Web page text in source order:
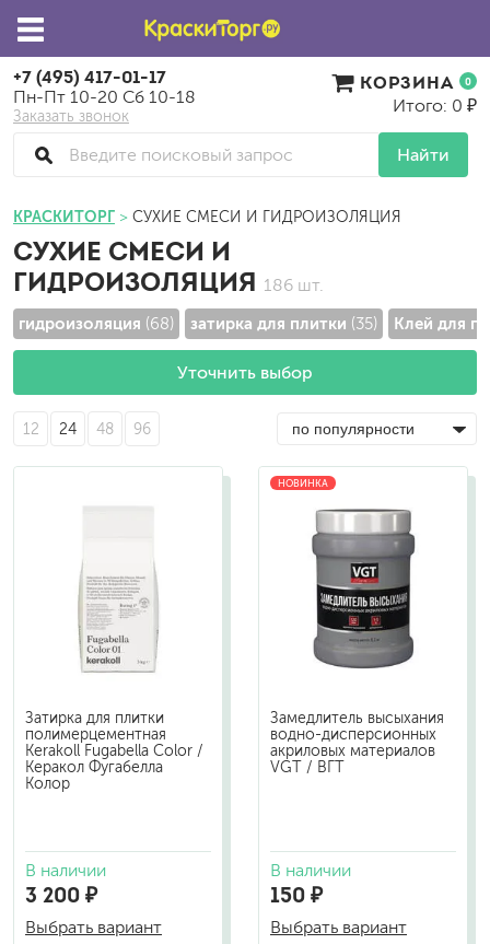
+7 (495) 417-01-17
Пн-Пт 10-20 Сб 10-18
Заказать звонок
Найти
КОРЗИНА 0
Итого: 0 ₽
КРАСКИТОРГ СУХИЕ СМЕСИ И ГИДРОИЗОЛЯЦИЯ
СУХИЕ СМЕСИ И
ГИДРОИЗОЛЯЦИЯ 186 шт.
гидроизоляция (68) затирка для плитки (35) Клей для
Уточнить выбор
12 24 48 96
Затирка для плитки
полимерцементная
Kerakoll Fugabella Color /
Керакол Фугабелла
Колор
В наличии
3 200 ₽
Выбрать вариант
НОВИНКА
Замедлитель высыхания
водно-дисперсионных
акриловых материалов
VGT / ВГТ
В наличии
150 ₽
Выбрать вариант